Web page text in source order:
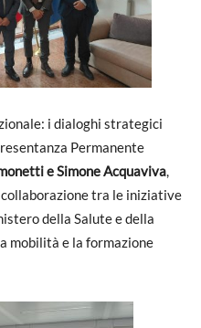
i dialoghi strategici
Permanente
e Simone Acquaviva,
tra le iniziative
della Salute e della
mobilità e la formazione